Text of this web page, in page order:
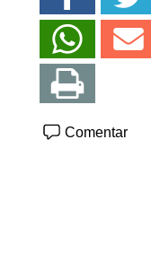
Comentar